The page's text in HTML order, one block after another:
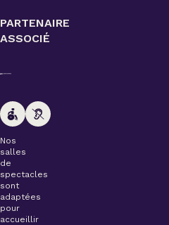
PARTENAIRE
ASSOCIÉ
Nos
salles
de
spectacles
sont
adaptées
pour
accueillir